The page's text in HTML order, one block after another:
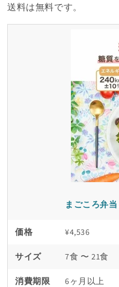
送料は無料です。
まごころ弁
価格 ¥4,536
サイズ 7食 〜 21食
消費期限 6ヶ月以上